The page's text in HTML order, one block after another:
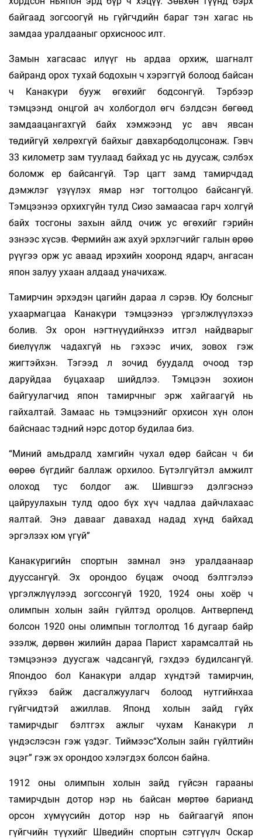
байгаад зогсоогүй нь гүйгчдийн бараг тэн хагас нь
замдаа уралдааныг орхисноос илт.
Замын хагасаас илүүг нь ардаа орхиж, шагналт
байранд орох тухай бодохын ч хэрэггүй болоод байсан
ч Канакүри бууж өгөхийг бодсонгүй. Тэрбээр
тэмцээнд онцгой ач холбогдол өгч бэлдсэн бөгөөд
замдаацангахгүй байх хэмжээнд ус авч явсан
төдийгүй хөлрөхгүй байхыг давхарбодолцсонаж. Гэвч
33 километр зам туулаад байхад ус нь дуусаж, сэлбэх
боломж ер байсангүй. Тэр цагт замд тамирчдад
дэмжлэг үзүүлэх ямар нэг тогтолцоо байсангүй.
Тэмцээнээ орхихгүйн тулд Сизо замаасаа гарч холгүй
байх тосгоны захын айлд очиж ус өгөхийг гэрийн
эзнээс хүсэв. Фермийн аж ахуй эрхлэгчийг галын өрөө
рүүгээ орж ус аваад ирэхийн хооронд ядарч, ангасан
япон залуу ухаан алдаад уначихаж.
Тамирчин эрхэдэн цагийн дараа л сэрэв. Юу болсныг
ухаармагцаа Канакүри тэмцээнээ үргэлжлүүлэхээ
болив. Эх орон нэгтнүүдийнхээ итгэл найдварыг
биелүүлж чадахгүй нь гэхээс ичих, зовох гэж
жигтэйхэн. Тэгээд л зочид буудалд очоод тэр
даруйдаа буцахаар шийдлээ. Тэмцээн зохион
байгуулагчид япон тамирчныг эрж хайгаагүй нь
гайхалтай. Замаас нь тэмцээнийг орхисон хүн олон
байснаас тэдний нэрс дотор будилаа биз.
“Миний амьдралд хамгийн чухал өдөр байсан ч би
өөрөө бүгдийг баллаж орхилоо. Бүтэлгүйтэл амжилт
олоход тус болдог аж. Шившгээ дэлгэснээ
цайруулахын тулд одоо бүх хүч чадлаа дайчлахаас
яалтай. Энэ давааг давахад надад хүнд байхад
эргэлзэх юм үгүй”
Канакүригийн спортын замнал энэ уралдаанаар
дууссангүй. Эх орондоо буцаж очоод бэлтгэлээ
үргэлжлүүлээд зогссонгүй 1920, 1924 оны хоёр ч
олимпын холын зайн гүйлтэд оролцов. Антверпенд
болсон 1920 оны олимпын тоглолтод 16 дугаар байр
эзэлж, дөрвөн жилийн дараа Парист харамсалтай нь
тэмцээнээ дуусгаж чадсангүй, гэхдээ будилсангүй.
Япондоо бол Канакүри алдар хүндтэй тамирчин,
гүйхээ байж дасгалжуулагч болоод нутгийнхаа
гүйгчидтэй ажиллав. Японд холын зайд гүйх
тамирчдыг бэлтгэх ажлыг чухам Канакүри л
үндэслэсэн гэж үздэг. Тиймээс“Холын зайн гүйлтийн
эцэг” гэж эх орондоо хэлэгдэх болсон байна.
1912 оны олимпын холын зайд гүйсэн гарааны
тамирчдын дотор нэр нь байсан мөртөө барианд
орсон хүмүүсийн дотор нэр нь байгаагүй япон
гүйгчийн түүхийг Шведийн спортын сэтгүүлч Оскар